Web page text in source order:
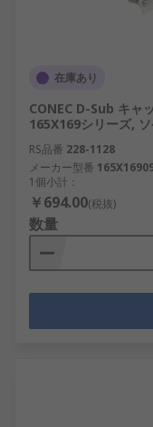
在庫あり
CONEC D-Sub キャ
165X169シリーズ,
RS品番 228-1128
メーカー型番
1個小計：
￥694.00(税抜)
数量